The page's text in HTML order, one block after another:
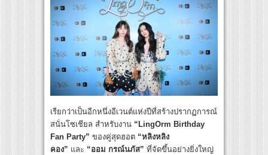
เรียกว่าเป็นอีกหนึ่งอีเวนต์แห่งปีที่สร้างปรากฏการณ์
สนั่นโซเชียล สำหรับงาน “LingOrm Birthday
Fan Party” ของคู่สุดฮอต “หลิงหลิง
คอง” และ “ออม กรณ์นภัส” ที่จัดขึ้นอย่างยิ่งใหญ่